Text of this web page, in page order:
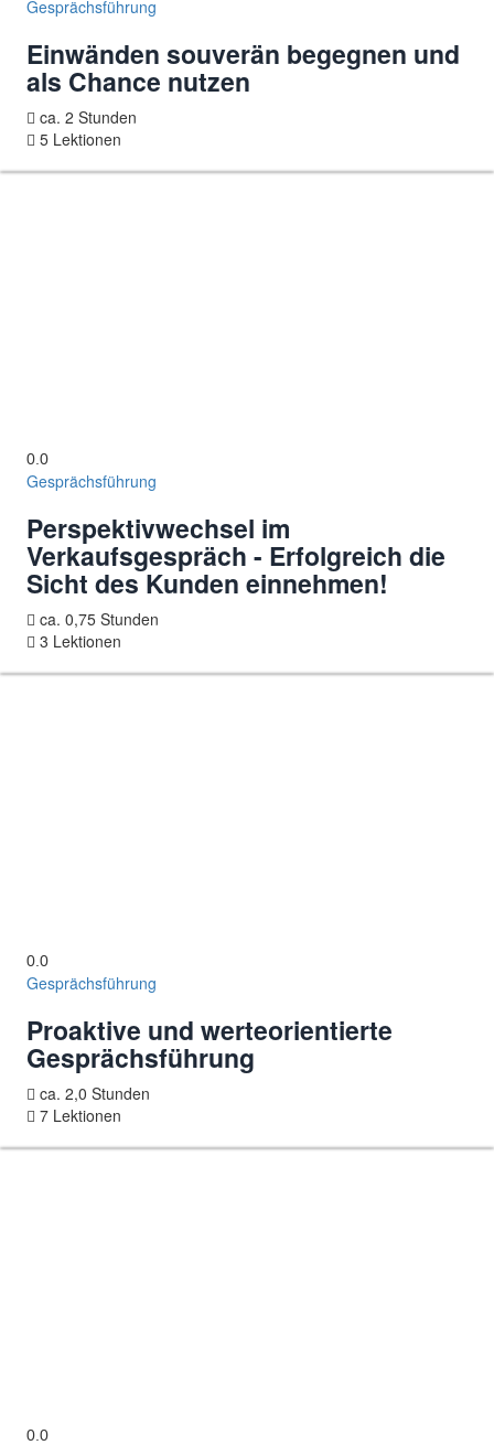
Gesprächsführung
Einwänden souverän begegnen und
als Chance nutzen
ca. 2 Stunden
5 Lektionen
0.0
Gesprächsführung
Perspektivwechsel im
Verkaufsgespräch - Erfolgreich die
Sicht des Kunden einnehmen!
ca. 0,75 Stunden
3 Lektionen
0.0
Gesprächsführung
Proaktive und werteorientierte
Gesprächsführung
ca. 2,0 Stunden
7 Lektionen
0.0